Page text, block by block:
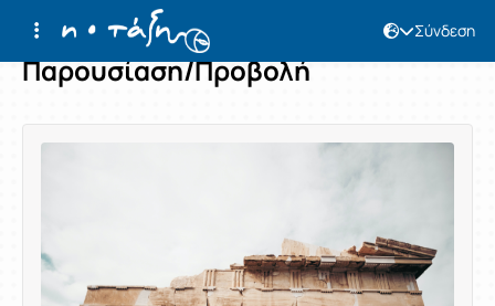
Σύνδεση
Παρουσίαση/Προβολή